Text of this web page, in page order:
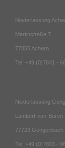
Niederlassung
Martinstraße 7
77855 Achern
Tel: +49 (0)7841 -
Niederlassung
Lambert-von-
77723 Gengenbach
Tel: +49 (0)7803 -